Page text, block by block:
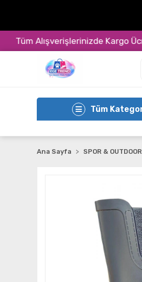
Alışverişlerinizde Kargo
Tüm
Ana Sayfa SPOR & OUTDOOR